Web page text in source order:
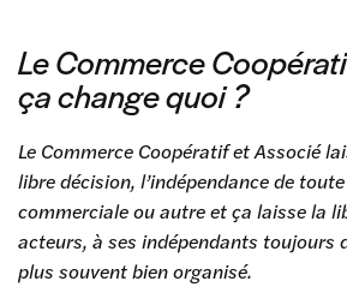
Le Commerce
ça change quoi ?
Le Commerce Coopératif et Associé
libre décision, l’indépendance de
commerciale ou autre et ça laisse la
acteurs, à ses indépendants toujours
plus souvent bien organisé.